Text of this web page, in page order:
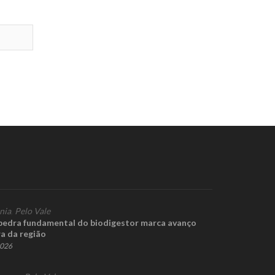
, Pelo Vale
fundamental do biodigestor marca avanço
da região